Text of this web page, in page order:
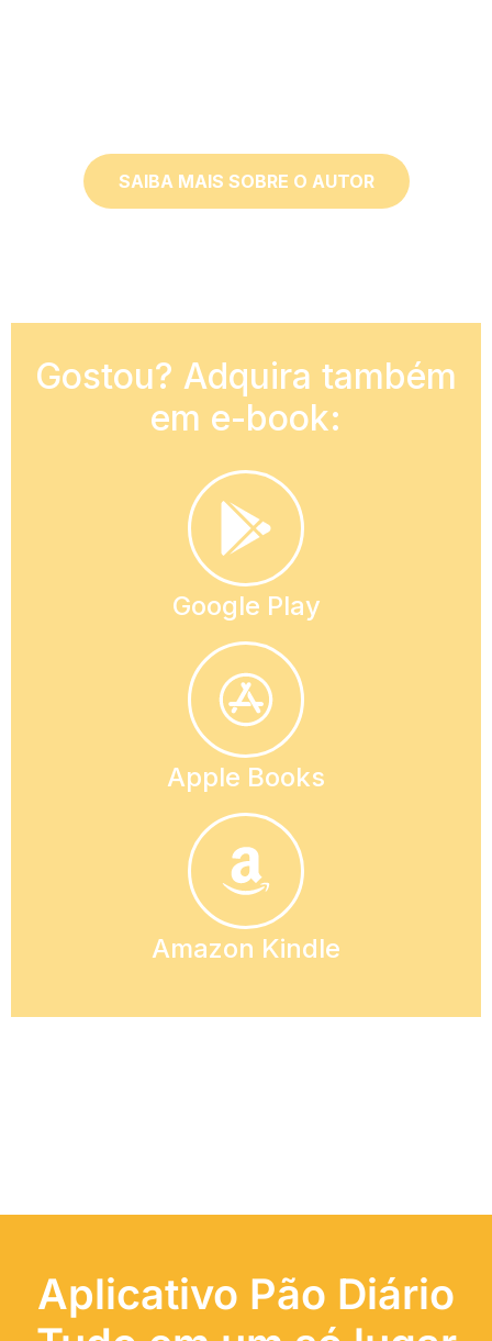
SAIBA MAIS SOBRE O AUTOR
Gostou? Adquira também
em e-book:
Google Play
Apple Books
Amazon Kindle
Aplicativo Pão Diário